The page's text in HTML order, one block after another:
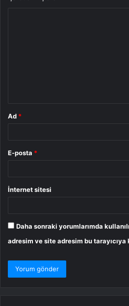
Ad *
E-posta *
İnternet sitesi
Daha sonraki yorumlarımda
adresim ve site adresim bu